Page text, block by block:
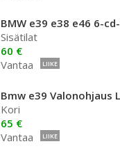
BMW e39 e38 e46 6-
Sisätilat
60 €
Vantaa
LIIKE
Bmw e39 Valonohjaus
Kori
65 €
Vantaa
LIIKE